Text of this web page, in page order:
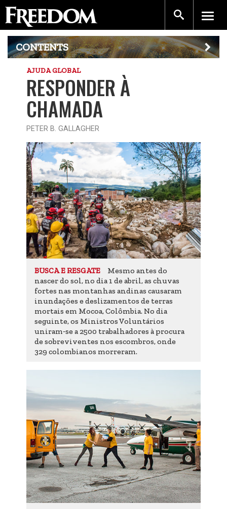
CONTENTS
AJUDA GLOBAL
RESPONDER À
CHAMADA
PETER B. GALLAGHER
BUSCA E RESGATE
Mesmo antes do
nascer do sol, no dia 1 de abril, as chuvas
fortes nas montanhas andinas causaram
inundações e deslizamentos de terras
mortais em Mocoa, Colômbia. No dia
seguinte, os Ministros Voluntários
uniram‑se a 2500 trabalhadores à procura
de sobreviventes nos escombros, onde
329 colombianos morreram.